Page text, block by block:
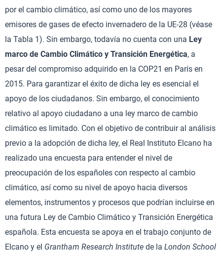
por el cambio climático, así como uno de los mayores
emisores de gases de efecto invernadero de la UE-28 (véase
la Tabla 1). Sin embargo, todavía no cuenta con una Ley
marco de Cambio Climático y Transición Energética, a
pesar del compromiso adquirido en la COP21 en París en
2015. Para garantizar el éxito de dicha ley es esencial el
apoyo de los ciudadanos. Sin embargo, el conocimiento
relativo al apoyo ciudadano a una ley marco de cambio
climático es limitado. Con el objetivo de contribuir al análisis
previo a la adopción de dicha ley, el Real Instituto Elcano ha
realizado una encuesta para entender el nivel de
preocupación de los españoles con respecto al cambio
climático, así como su nivel de apoyo hacia diversos
elementos, instrumentos y procesos que podrían incluirse en
una futura Ley de Cambio Climático y Transición Energética
española. Esta encuesta se apoya en el trabajo conjunto de
Elcano y el Grantham Research Institute de la London School